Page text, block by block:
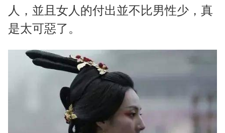
人，並且女人的付出並不比男性少，真
是太可惡了。